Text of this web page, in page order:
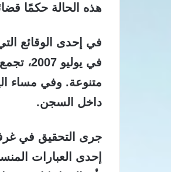
هذه الحالة حكمًا
في إحدى الوقائع
في
متنوعة. وفي مساء
داخل السجن.
جرى التحقيق في
إحدى العبارات